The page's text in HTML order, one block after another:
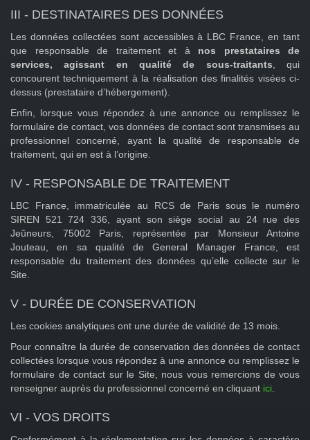
III - DESTINATAIRES DES DONNÉES
Les données collectées sont accessibles à LBC France, en tant
que responsable de traitement et à nos prestataires de
services, agissant en qualité de sous-traitants , qui
concourent techniquement à la réalisation des finalités visées ci-
dessus (prestataire d’hébergement).
Enfin, lorsque vous répondez à une annonce ou remplissez le
formulaire de contact, vos données de contact sont transmises au
professionnel concerné, ayant la qualité de responsable de
traitement, qui en est à l’origine.
IV - RESPONSABLE DE TRAITEMENT
LBC France, immatriculée au RCS de Paris sous le numéro
SIREN 521 724 336, ayant son siège social au 24 rue des
Jeûneurs, 75002 Paris, représentée par Monsieur Antoine
Jouteau, en sa qualité de General Manager France, est
responsable du traitement des données qu’elle collecte sur le
Site.
V - DURÉE DE CONSERVATION
Les cookies analytiques ont une durée de validité de 13 mois.
Pour connaître la durée de conservation des données de contact
collectées lorsque vous répondez à une annonce ou remplissez le
formulaire de contact sur le Site, nous vous remercions de vous
renseigner auprès du professionnel concerné en cliquant ici
VI - VOS DROITS